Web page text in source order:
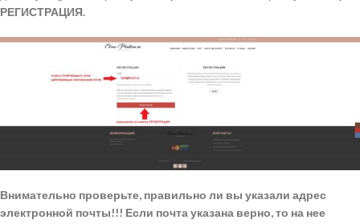
РЕГИСТРАЦИЯ.
Внимательно проверьте, правильно ли вы указали адрес
электронной почты!!! Если почта указана верно, то на нее